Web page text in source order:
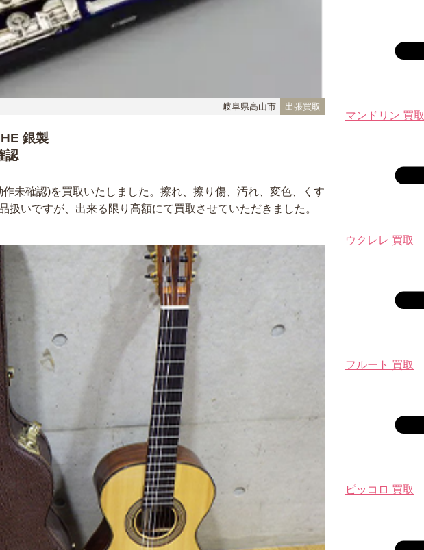
岐阜県高山市 出張買取
銀製
認
未確認)を買取いたしました。擦れ、擦り傷、汚れ、変色、くす
扱いですが、出来る限り高額にて買取させていただきました。
マンドリン 買取
ウクレレ 買取
フルート 買取
ピッコロ 買取